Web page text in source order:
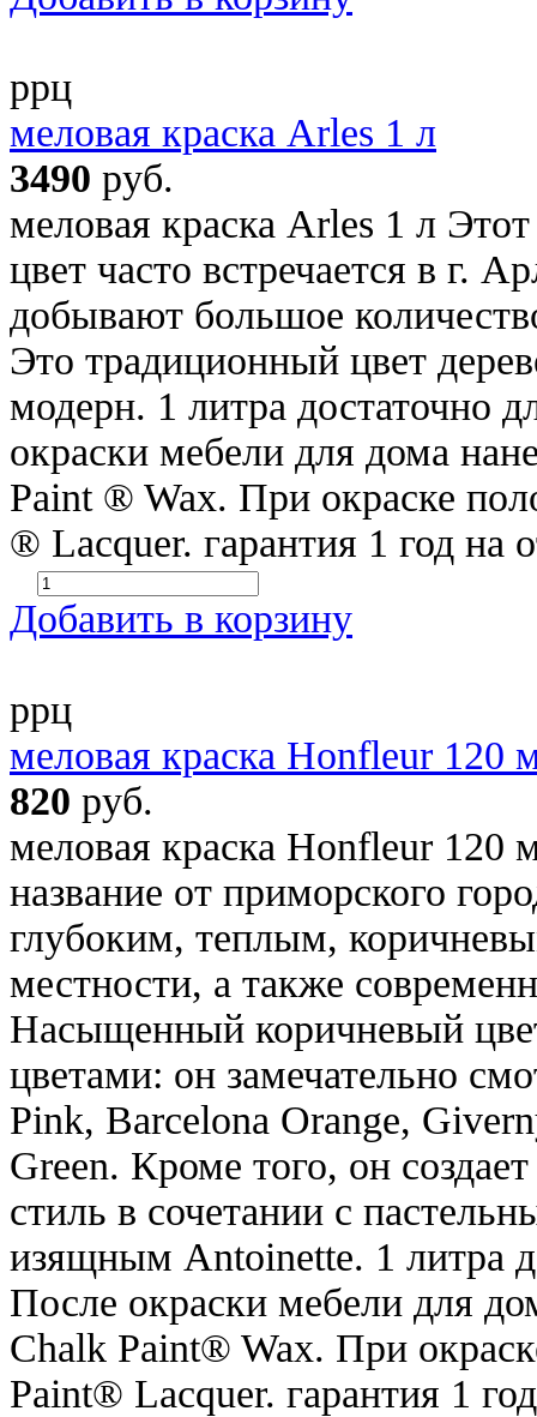
ррц
меловая краска Arles 1 л
3490 руб.
меловая краска Arles 1 л
цвет часто встречается в г.
добывают большое
Это традиционный цвет
модерн. 1 литра достаточно
окраски мебели для дома
Paint ® Wax. При окраске
® Lacquer. гарантия 1 год на
Добавить в корзину
ррц
меловая краска Honfleur 120
820 руб.
меловая краска Honfleur 120
название от приморского
глубоким, теплым,
местности, а также
Насыщенный коричневый
цветами: он замечательно
Pink, Barcelona Orange,
Green. Кроме того, он
стиль в сочетании с
изящным Antoinette. 1 литра
После окраски мебели для
Chalk Paint® Wax. При
Paint® Lacquer. гарантия 1